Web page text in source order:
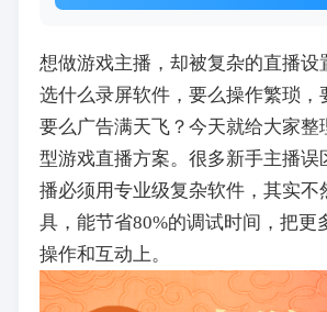
想做游戏主播，却被复杂的直播设
选什么录屏软件，要么操作繁琐，
要么广告满天飞？今天就给大家整
型游戏直播方案。很多新手主播误
播必须用专业级复杂软件，其实
具，能节省80%的调试时间，把更
操作和互动上。